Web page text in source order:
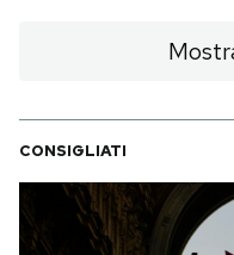
CONSIGLIATI